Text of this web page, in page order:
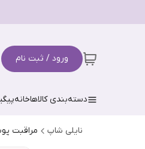
ورود / ثبت نام
دسته‌بندی کالاهاخانه
نایلی شاپ مراقبت